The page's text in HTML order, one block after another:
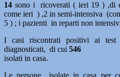
14 sono i ricoverati ( ieri 19 ) ,di
come ieri ) ,2 in semi-intensiva
5 ) ; i pazienti in reparti non
I casi riscontrati positivi ai test
diagnosticati, di cui 546
isolati in casa.
Le persone isolate in casa per